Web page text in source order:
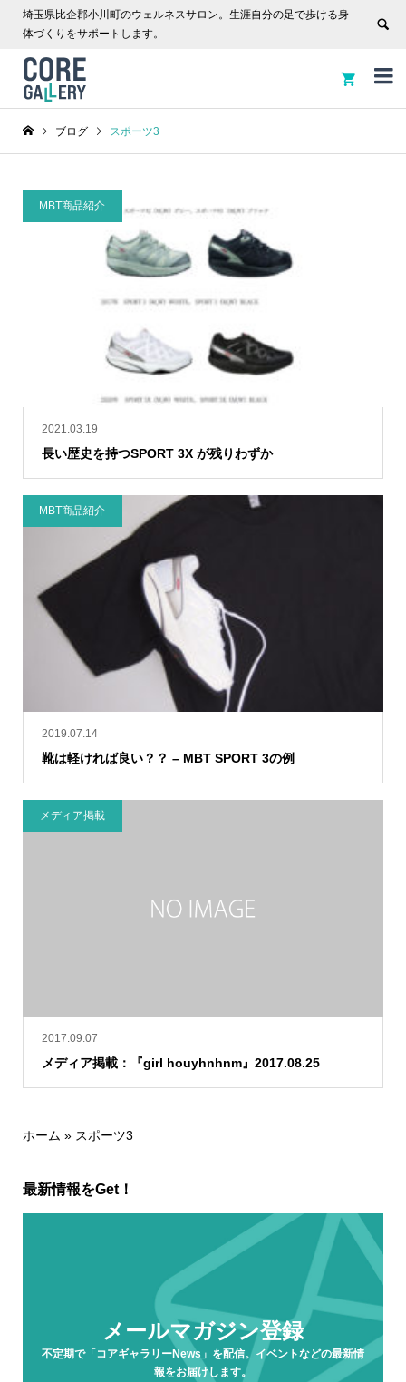
埼玉県比企郡小川町のウェルネスサロン。生涯自分の足で歩ける身
体づくりをサポートします。


ブログ スポーツ3
2021.03.19
長い歴史を持つSPORT 3X が残りわずか
MBT商品紹介
2019.07.14
靴は軽ければ良い？？ – MBT SPORT 3の例
MBT商品紹介
2017.09.07
メディア掲載：『girl houyhnhnm』2017.08.25
メディア掲載
ホーム »スポーツ3
最新情報をGet！
メールマガジン登録
不定期で「コアギャラリーNews」を配信。イベントなどの最新情
報をお届けします。